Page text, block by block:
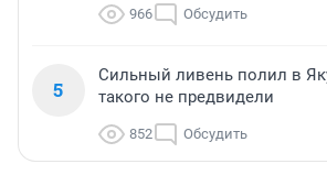
966 Обсудить
5
Сильный ливень полил в
такого не предвидели
852 Обсудить